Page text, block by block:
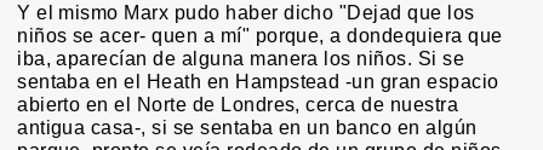
Y el mismo Marx pudo haber dicho "Dejad que los
niños se acer- quen a mí" porque, a dondequiera que
iba, aparecían de alguna manera los niños. Si se
sentaba en el Heath en Hampstead -un gran espacio
abierto en el Norte de Londres, cerca de nuestra
antigua casa-, si se sentaba en un banco en algún